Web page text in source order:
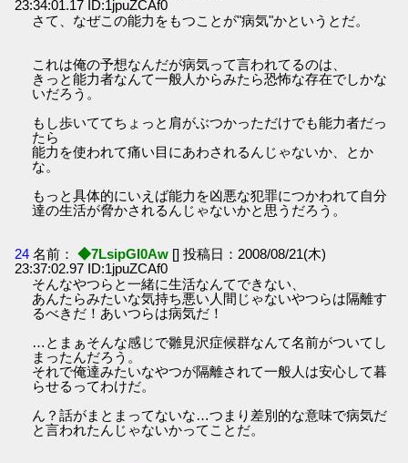
23:34:01.17 ID:1jpuZCAf0
さて、なぜこの能力をもつことが"病気"かというとだ。
これは俺の予想なんだが病気って言われてるのは、
きっと能力者なんて一般人からみたら恐怖な存在でしかな
いだろう。
もし歩いててちょっと肩がぶつかっただけでも能力者だっ
たら
能力を使われて痛い目にあわされるんじゃないか、とか
な。
もっと具体的にいえば能力を凶悪な犯罪につかわれて自分
達の生活が脅かされるんじゃないかと思うだろう。
24 名前： ◆7LsipGI0Aw [] 投稿日：2008/08/21(木)
23:37:02.97 ID:1jpuZCAf0
そんなやつらと一緒に生活なんてできない、
あんたらみたいな気持ち悪い人間じゃないやつらは隔離す
るべきだ！あいつらは病気だ！
…とまぁそんな感じで雛見沢症候群なんて名前がついてし
まったんだろう。
それで俺達みたいなやつが隔離されて一般人は安心して暮
らせるってわけだ。
ん？話がまとまってないな…つまり差別的な意味で病気だ
と言われたんじゃないかってことだ。